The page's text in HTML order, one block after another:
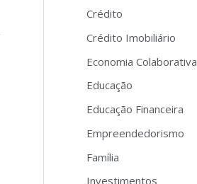
Crédito
Crédito Imobiliário
Economia Colaborativa
Educação
Educação Financeira
Empreendedorismo
Família
Investimentos